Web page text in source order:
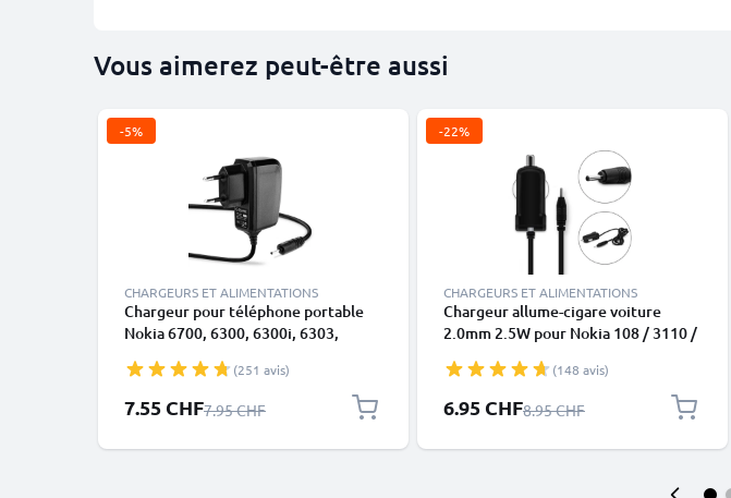
Vous aimerez peut-être aussi
-5%
CHARGEURS ET ALIMENTATIONS
Chargeur pour téléphone portable
Nokia 6700, 6300, 6300i, 6303,
E71, N73, N70, N8 - Alimentation
0.5A / 500mA smartphone, Cordon /
Câble de Charge 1.10m
(251 avis)
Prix spécial
7.55 CHFPrix normal
7.95 CHF
-22%
CHARGEURS ET ALIMENTATIONS
Chargeur allume-cigare voiture
2.0mm 2.5W pour Nokia 108 / 3110 /
/ N95 / E71 / Asha 300 - 1.1m 5V 0.5A
/ 500mA
(148 avis)
Prix spécial
6.95 CHFPrix normal
8.95 CHF